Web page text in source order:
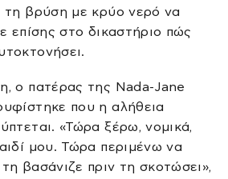
τη βρύση με κρύο νερό να
επίσης στο δικαστήριο πώς
ο πατέρας της Nada-Jane
που η αλήθεια
«Τώρα ξέρω, νομικά,
μου. Τώρα περιμένω να
βασάνιζε πριν τη σκοτώσει»,